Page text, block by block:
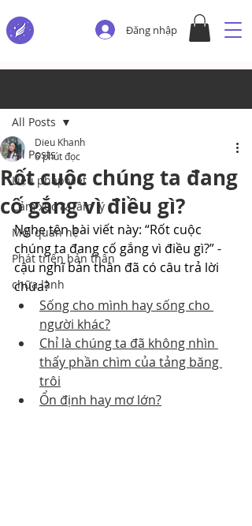
Đăng nhập
All Posts
Liệu pháp viết
Cảm xúc & Tâm lý
Mối quan hệ
Phát triển bản thân
chữa lành
All Posts
Rốt cuộc chúng ta đang
cố gắng vì điều gì?
Dieu Khanh
6 phút đọc
Nghe tên bài viết này: “Rốt cuộc
chúng ta đang cố gắng vì điều gì?” -
cậu nghĩ bản thân đã có câu trả lời
chưa?
Sống cho mình hay sống cho
người khác?
Chỉ là chúng ta đã không nhìn
thấy phần chìm của tảng băng
trôi
Ổn định hay mơ lớn?